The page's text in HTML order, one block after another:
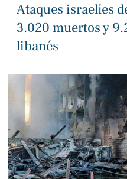
Ataques israelíes
3.020 muertos y
libanés